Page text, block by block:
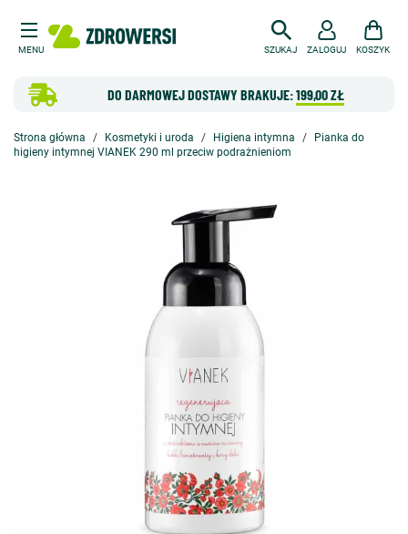
MENU SZUKAJ
DO DARMOWEJ DOSTAWY BRAKUJE:199,00 ZŁ
ZALOGUJ KOSZYK
Strona główna Kosmetyki i uroda Higiena intymna
Pianka do
higieny intymnej VIANEK 290 ml przeciw podrażnieniom